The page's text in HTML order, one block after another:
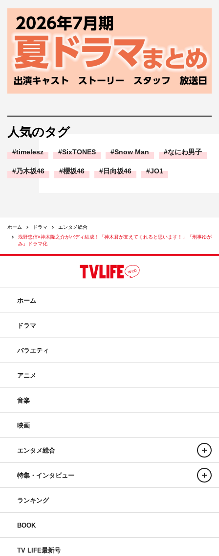
人気のタグ
timelesz SixTONES Snow Man なにわ男子
乃木坂46 櫻坂46 日向坂46 JO1
ホーム ドラマ
エンタメ総合
浅野忠信×神木隆之介がバディ結成！「神木君が支えてくれると思います！」『刑事ゆが
み』ドラマ化
ホーム
ドラマ
バラエティ
アニメ
音楽
映画
エンタメ総合
特集・インタビュー
ランキング
BOOK
TV LIFE最新号